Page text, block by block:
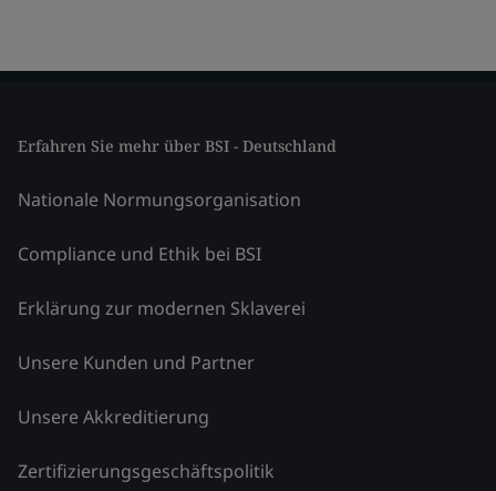
Erfahren Sie mehr über BSI - Deutschland
Nationale Normungsorganisation
Compliance und Ethik bei BSI
Erklärung zur modernen Sklaverei
Unsere Kunden und Partner
Unsere Akkreditierung
Zertifizierungsgeschäftspolitik